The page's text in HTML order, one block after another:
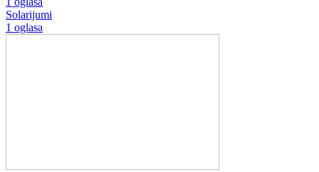
Solarijumi
1 oglasa